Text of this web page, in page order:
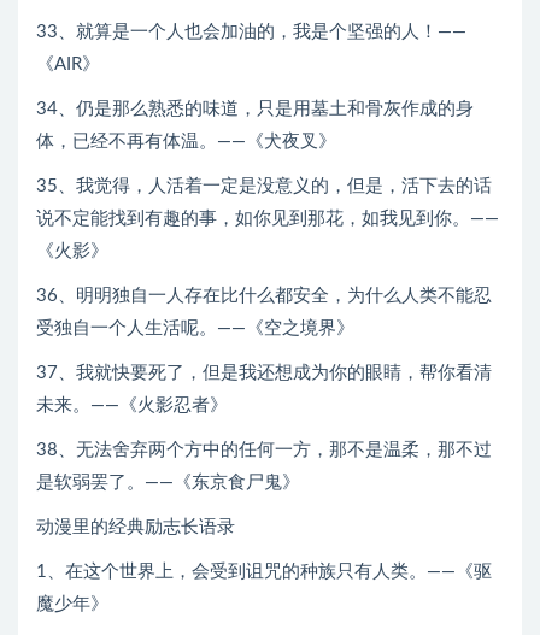
33、就算是一个人也会加油的，我是个坚强的人！——
《AIR》
34、仍是那么熟悉的味道，只是用墓土和骨灰作成的身
体，已经不再有体温。——《犬夜叉》
35、我觉得，人活着一定是没意义的，但是，活下去的话
说不定能找到有趣的事，如你见到那花，如我见到你。——
《火影》
36、明明独自一人存在比什么都安全，为什么人类不能忍
受独自一个人生活呢。——《空之境界》
37、我就快要死了，但是我还想成为你的眼睛，帮你看清
未来。——《火影忍者》
38、无法舍弃两个方中的任何一方，那不是温柔，那不过
是软弱罢了。——《东京食尸鬼》
动漫里的经典励志长语录
1、在这个世界上，会受到诅咒的种族只有人类。——《驱
魔少年》